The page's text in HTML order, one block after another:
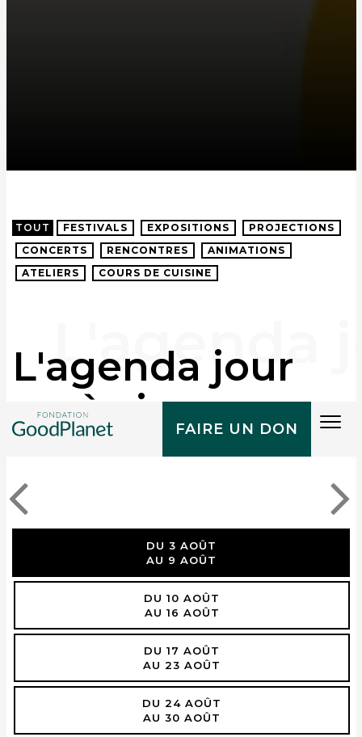
FAIRE UN DON
TOUT FESTIVALS EXPOSITIONS
PROJECTIONS
CONCERTS
RENCONTRES
ANIMATIONS
ATELIERS
COURS DE CUISINE
L'agenda jour
après jour
DU 3 AOÛT
AU 9 AOÛT
DU 10 AOÛT
AU 16 AOÛT
DU 17 AOÛT
AU 23 AOÛT
DU 24 AOÛT
AU 30 AOÛT